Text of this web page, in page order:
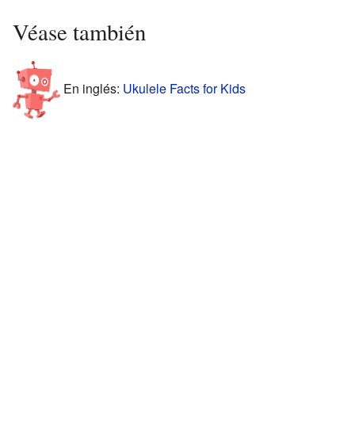
Véase también
En inglés: Ukulele Facts for Kids